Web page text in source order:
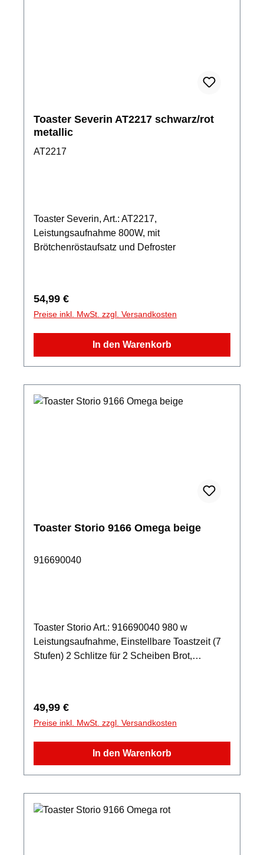
Toaster Severin AT2217 schwarz/rot
metallic
AT2217
Toaster Severin, Art.: AT2217,
Leistungsaufnahme 800W, mit
Brötchenröstaufsatz und Defroster
Regulärer Preis:
54,99 €
Preise inkl. MwSt. zzgl. Versandkosten
In den Warenkorb
Toaster Storio 9166 Omega beige
916690040
Toaster Storio Art.: 916690040 980 w
Leistungsaufnahme, Einstellbare Toastzeit (7
Stufen) 2 Schlitze für 2 Scheiben Brot,
durch STOPP-Funktion Krümelschublade,
Kabelfach, Betriebsleuchte
Regulärer Preis:
49,99 €
Preise inkl. MwSt. zzgl. Versandkosten
In den Warenkorb